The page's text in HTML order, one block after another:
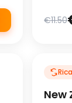
€11.50
New